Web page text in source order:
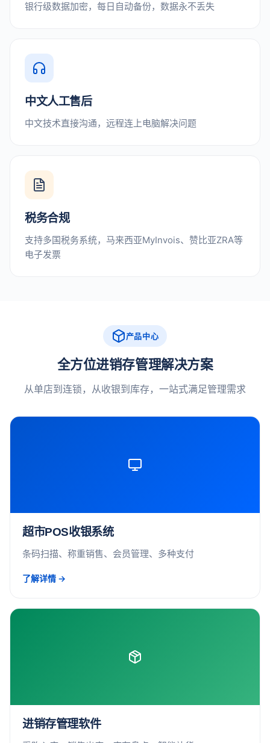
银行级数据加密，每日自动备份，数据永不丢失
中文人工售后
中文技术直接沟通，远程连上电脑解决问题
税务合规
支持多国税务系统，马来西亚MyInvois、赞比亚ZRA等
电子发票
产品中心
全方位进销存管理解决方案
从单店到连锁，从收银到库存，一站式满足管理需求
超市POS收银系统
条码扫描、称重销售、会员管理、多种支付
了解详情 →
进销存管理软件